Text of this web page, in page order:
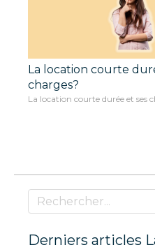
La location courte
charges?
La location courte durée et ses
Rechercher
Derniers articles